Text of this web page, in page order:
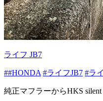
ライフ JB7
##HONDA #ライフJB7 #ラ
純正マフラーからHKS